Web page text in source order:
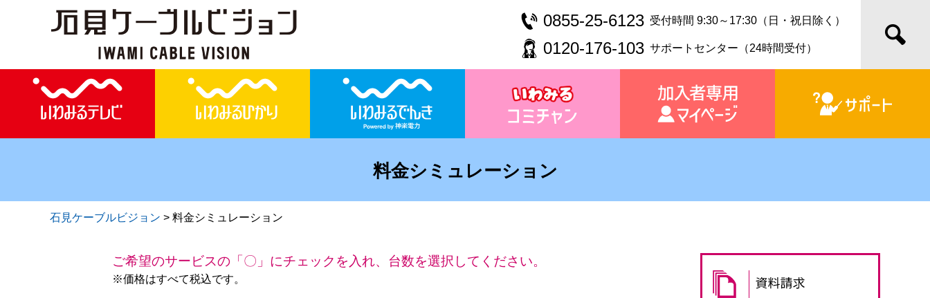
0855-25-6123 受付時間 9:30～17:30（日・祝日除く）
0120-176-103 サポートセンター（24時間受付）
料金シミュレーション
石見ケーブルビジョン > 料金シミュレーション
ご希望のサービスの「〇」にチェックを入れ、台数を選択してください。
※価格はすべて税込です。